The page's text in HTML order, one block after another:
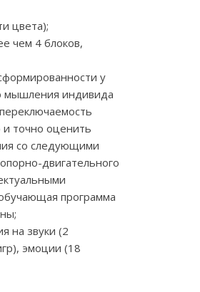
цвета);
чем 4 блоков,
у
мышления индивида
и точно оценить
со следующими
двигательного
программа
на звуки (2
эмоции (18